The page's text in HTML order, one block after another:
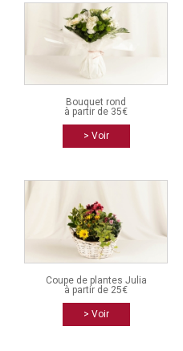
Bouquet rond
à partir de 35€
> Voir
Coupe de plantes Julia
à partir de 25€
> Voir